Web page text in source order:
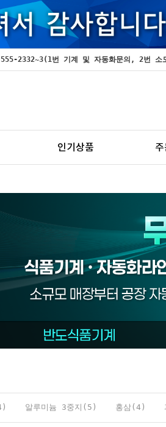
2332~3(1번 기계 및 자동화문의, 2번
인기상품
알루미늄 3중지(5) 홍삼(4)